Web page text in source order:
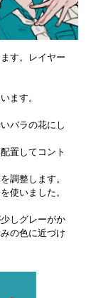
す。レイヤー
ます。
バラの花にし
置してコント
調整します。
を使いました。
しグレーがか
の色に近づけ